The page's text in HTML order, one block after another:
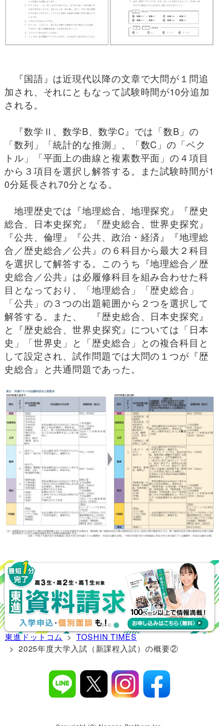
『国語』は近現代以降の文章で大問が１問追
加され、それにともなって試験時間が10分追加
される。
『数学Ⅱ、数学B、数学C』では「数B」の
「数列」「統計的な推測」、「数C」の「ベク
トル」「平面上の曲線と複素数平面」の４項目
から３項目を選択し解答する。また試験時間が1
0分延長され70分となる。
地理歴史では『地理総合、地理探究』『歴史
総合、日本史探究』『歴史総合、世界史探究』
『公共、倫理』『公共、政治・経済』『地理総
合／歴史総合／公共』の６科目から最大２科目
を選択して解答する。このうち『地理総合／歴
史総合／公共』は必履修科目を組み合わせた科
目となっており、「地理総合」「歴史総合」
「公共」の３つの出題範囲から２つを選択して
解答する。また、 『歴史総合、日本史探究』
と『歴史総合、世界史探究』については「日本
史」「世界史」と「歴史総合」との複合科目と
して設定され、試作問題では大問の１つが『歴
史総合』と共通問題であった。
東進ドットコム>TOSHIN TIMES
> 2025年度大学入試（新課程入試）の概要②